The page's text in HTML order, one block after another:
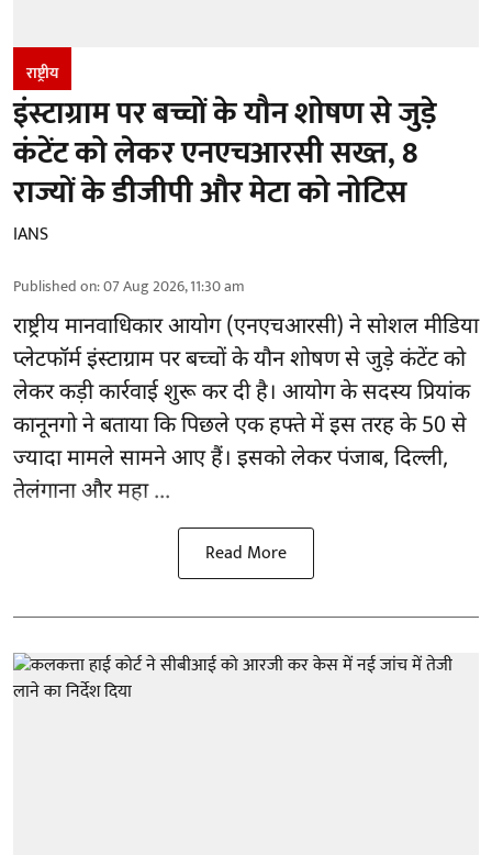
राष्ट्रीय
इंस्टाग्राम पर बच्चों के यौन शोषण से जुड़े
कंटेंट को लेकर एनएचआरसी सख्त, 8
राज्यों के डीजीपी और मेटा को नोटिस
IANS
Published on:07 Aug 2026, 11:30 am
राष्ट्रीय मानवाधिकार आयोग(एनएचआरसी) ने सोशल मीडिया
प्लेटफॉर्म इंस्टाग्राम पर बच्चों के यौन शोषण से जुड़े कंटेंट को
लेकर कड़ी कार्रवाई शुरू कर दी है। आयोग के सदस्य प्रियांक
कानूनगो ने बताया कि पिछले एक हफ्ते में इस तरह के 50 से
ज्यादा मामले सामने आए हैं। इसको लेकर पंजाब, दिल्ली,
तेलंगाना और महा ...
Read More